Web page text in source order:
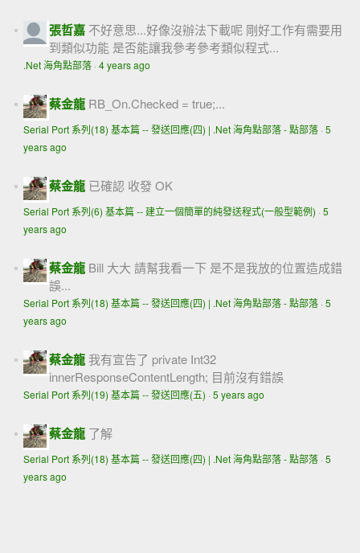
張哲嘉 不好意思...好像沒辦法下載呢 剛好工作有需要用
到類似功能 是否能讓我參考參考類似程式...
.Net 海角點部落· 4 years ago
蔡金龍 RB_On.Checked = true;...
Serial Port 系列(18) 基本篇 -- 發送回應(四) | .Net 海角點部落 - 點部落· 5
years ago
蔡金龍 已確認 收發 OK
Serial Port 系列(6) 基本篇 -- 建立一個簡單的純發送程式(一般型範例) · 5
years ago
蔡金龍 Bill 大大 請幫我看一下 是不是我放的位置造成錯
誤...
Serial Port 系列(18) 基本篇 -- 發送回應(四) | .Net 海角點部落 - 點部落· 5
years ago
蔡金龍 我有宣告了 private Int32
innerResponseContentLength; 目前沒有錯誤
Serial Port 系列(19) 基本篇 -- 發送回應(五) · 5 years ago
蔡金龍 了解
Serial Port 系列(18) 基本篇 -- 發送回應(四) | .Net 海角點部落 - 點部落· 5
years ago